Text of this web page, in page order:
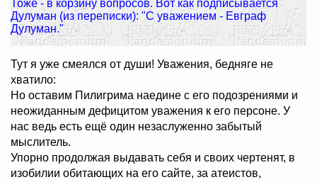
Тоже - в корзину вопросов. Вот как подписывается
Дулуман (из переписки): "С уважением - Евграф
Дулуман."
Тут я уже смеялся от души! Уважения, бедняге не
хватило:
Но оставим Пилигрима наедине с его подозрениями и
неожиданным дефицитом уважения к его персоне. У
нас ведь есть ещё один незаслуженно забытый
мыслитель.
Упорно продолжая выдавать себя и своих чертенят, в
изобилии обитающих на его сайте, за атеистов,